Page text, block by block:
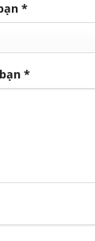
*
*